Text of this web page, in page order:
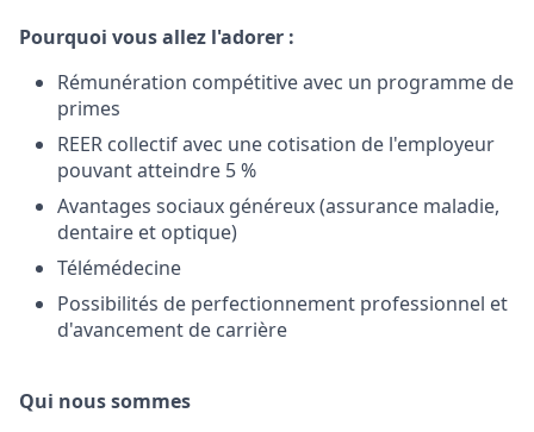
Pourquoi vous allez l'adorer :
Rémunération compétitive avec un programme de
primes
REER collectif avec une cotisation de l'employeur
pouvant atteindre 5 %
Avantages sociaux généreux (assurance maladie,
dentaire et optique)
Télémédecine
Possibilités de perfectionnement professionnel et
d'avancement de carrière
Qui nous sommes